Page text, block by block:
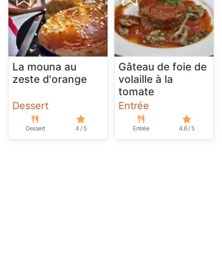
La mouna au
zeste d'orange
Dessert
Dessert 4 / 5
Gâteau de foie de
volaille à la
tomate
Entrée
Entrée 4.6 / 5